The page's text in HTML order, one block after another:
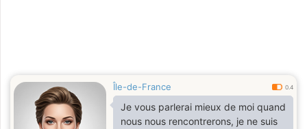
Île-de-France 0.4
Je vous parlerai mieux de moi quand
nous nous rencontrerons, je ne suis